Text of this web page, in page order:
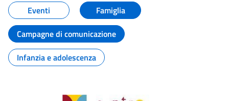
Eventi
Famiglia
Campagne di comunicazione
Infanzia e adolescenza